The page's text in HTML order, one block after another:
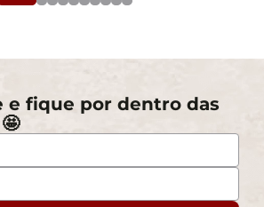
por supostos elevadores,
e fique por dentro das